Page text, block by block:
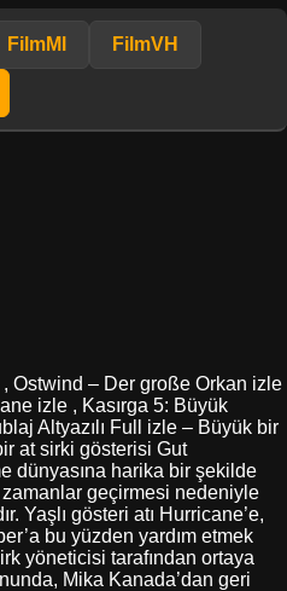
FilmMl FilmVH
, Ostwind – Der große Orkan izle
izle , Kasırga 5: Büyük
Altyazılı Full izle – Büyük bir
at sirki gösterisi Gut
dünyasına harika bir şekilde
geçirmesi nedeniyle
Yaşlı gösteri atı Hurricane’e,
bu yüzden yardım etmek
yöneticisi tarafından ortaya
Mika Kanada’dan geri